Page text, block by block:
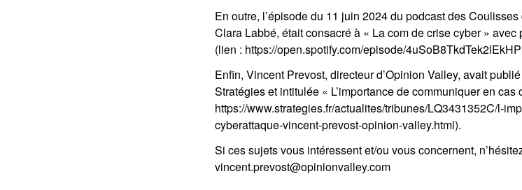
En outre, l’épisode du 11 juin 2024 du podcast des
Clara Labbé, était consacré à « La com de crise cyber »
(lien : https://open.spotify.com/episode/
Enfin, Vincent Prevost, directeur d’Opinion Valley, avait
Stratégies et intitulée « L’importance de communiquer en cas
https://www.strategies.fr/actualites/tribunes/LQ3431352C/l-
cyberattaque-vincent-prevost-opinion-valley.html).
Si ces sujets vous intéressent et/ou vous concernent,
vincent.prevost@opinionvalley.com